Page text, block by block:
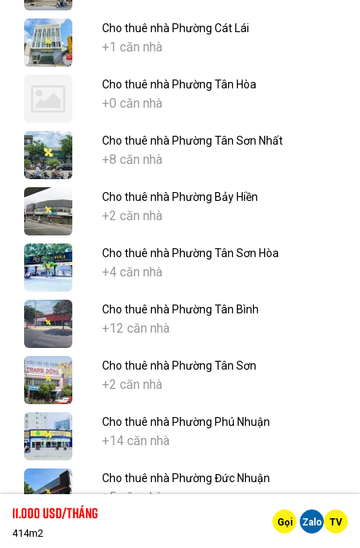
Cho thuê nhà Phường Cát Lái
+1 căn nhà
Cho thuê nhà Phường Tân Hòa
+0 căn nhà
Cho thuê nhà Phường Tân Sơn Nhất
+8 căn nhà
Cho thuê nhà Phường Bảy Hiền
+2 căn nhà
Cho thuê nhà Phường Tân Sơn Hòa
+4 căn nhà
Cho thuê nhà Phường Tân Bình
+12 căn nhà
Cho thuê nhà Phường Tân Sơn
+2 căn nhà
Cho thuê nhà Phường Phú Nhuận
+14 căn nhà
Cho thuê nhà Phường Đức Nhuận
+5 căn nhà
11.000 Usd/tháng
414m2
Gọi Zalo TV